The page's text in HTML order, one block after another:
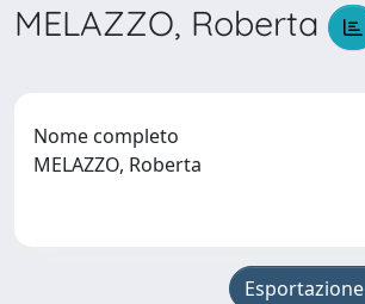
MELAZZO, Roberta
Nome completo
MELAZZO, Roberta
Esportazione